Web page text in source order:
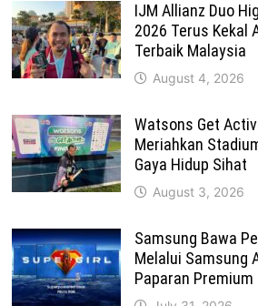
IJM Allianz Duo
2026 Terus Kekal
Terbaik Malaysia
August 4, 2026
Watsons Get
Meriahkan
Gaya Hidup Sihat
August 3, 2026
Samsung Bawa
Melalui Samsung
Paparan Premium